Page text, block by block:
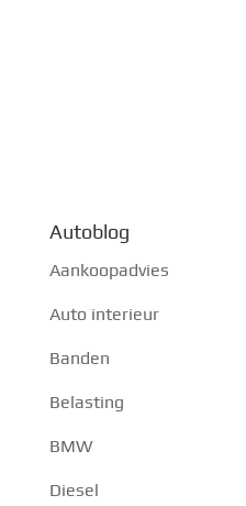
Autoblog
Aankoopadvies
Auto interieur
Banden
Belasting
BMW
Diesel